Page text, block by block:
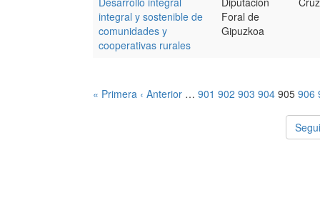
integral y sostenible de
comunidades y
cooperativas rurales
Foral de
Gipuzkoa
« Primera ‹ Anterior … 901 902 903 904 905 906